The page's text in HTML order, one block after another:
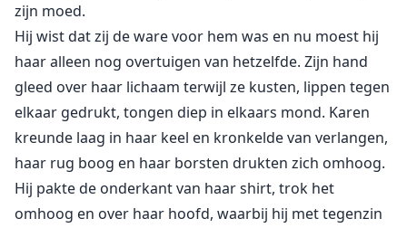
zijn moed.
Hij wist dat zij de ware voor hem was en nu moest hij
haar alleen nog overtuigen van hetzelfde. Zijn hand
gleed over haar lichaam terwijl ze kusten, lippen tegen
elkaar gedrukt, tongen diep in elkaars mond. Karen
kreunde laag in haar keel en kronkelde van verlangen,
haar rug boog en haar borsten drukten zich omhoog.
Hij pakte de onderkant van haar shirt, trok het
omhoog en over haar hoofd, waarbij hij met tegenzin